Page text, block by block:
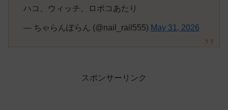
ハコ、ウィッチ、ロボコあたり
— ちゃらんぽらん (@nail_rail555) May 31, 2026
スポンサーリンク